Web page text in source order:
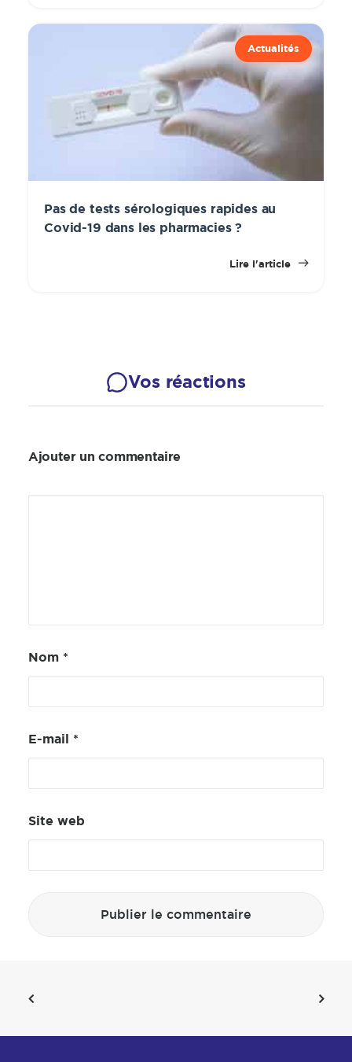
Actualités
Pas de tests sérologiques rapides au
Covid-19 dans les pharmacies ?
Lire l'article
Vos réactions
Ajouter un commentaire
Nom *
E-mail *
Site web